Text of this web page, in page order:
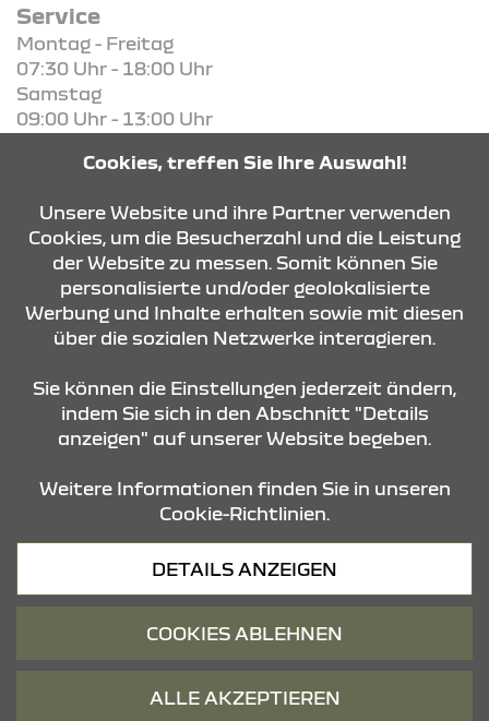
Service
Montag - Freitag
07:30 Uhr - 18:00 Uhr
Samstag
09:00 Uhr - 13:00 Uhr
ÖFFNUNGSZEITEN
Datenschutz
© 2026 Dacia
Cookies, treffen Sie Ihre Auswahl!
Unsere Website und ihre Partner verwenden
Cookies, um die Besucherzahl und die Leistung
der Website zu messen. Somit können Sie
personalisierte und/oder geolokalisierte
Werbung und Inhalte erhalten sowie mit diesen
über die sozialen Netzwerke interagieren.
Sie können die Einstellungen jederzeit ändern,
indem Sie sich in den Abschnitt "Details
anzeigen" auf unserer Website begeben.
Weitere Informationen finden Sie in unseren
Cookie-Richtlinien.
DETAILS ANZEIGEN
COOKIES ABLEHNEN
ALLE AKZEPTIEREN